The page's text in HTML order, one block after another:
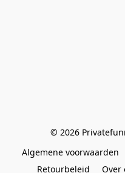
© 2026
Algemene voorwaarden
Retourbeleid
Over